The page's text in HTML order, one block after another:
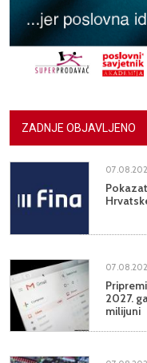
ZADNJE OBJAVLJENO
2027.
milijuni